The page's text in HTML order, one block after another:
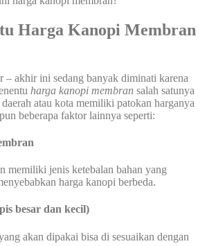
Harga Kanopi Membran
– akhir ini sedang banyak diminati karena
harga kanopi membran salah satunya
atau kota memiliki patokan harganya
beberapa faktor lainnya seperti:
memiliki jenis ketebalan bahan yang
harga kanopi berbeda.
besar dan kecil)
akan dipakai bisa di sesuaikan dengan